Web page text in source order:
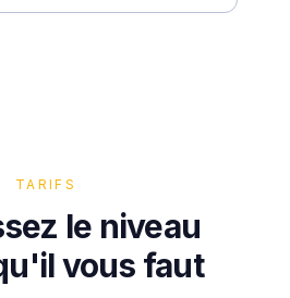
TARIFS
le niveau
vous faut